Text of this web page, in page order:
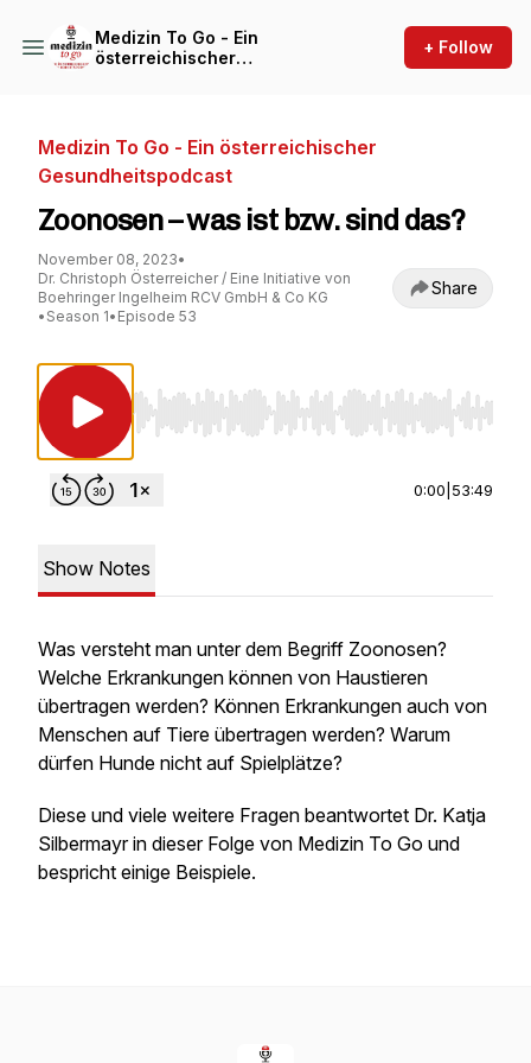
Medizin To Go - Ein
österreichischer
+ Follow
Medizin To Go - Ein österreichischer
Gesundheitspodcast
Zoonosen – was ist bzw. sind das?
November 08, 2023•
Dr. Christoph Österreicher / Eine Initiative von
Boehringer Ingelheim RCV GmbH & Co KG
• Season 1• Episode 53
Share
Use Left/Right to seek, Home/End to jump
0:00 53:49
Show Notes
Was versteht man unter dem Begriff Zoonosen?
Welche Erkrankungen können von Haustieren
übertragen werden? Können Erkrankungen auch von
Menschen auf Tiere übertragen werden? Warum
dürfen Hunde nicht auf Spielplätze?
Diese und viele weitere Fragen beantwortet Dr. Katja
Silbermayr in dieser Folge von Medizin To Go und
bespricht einige Beispiele.